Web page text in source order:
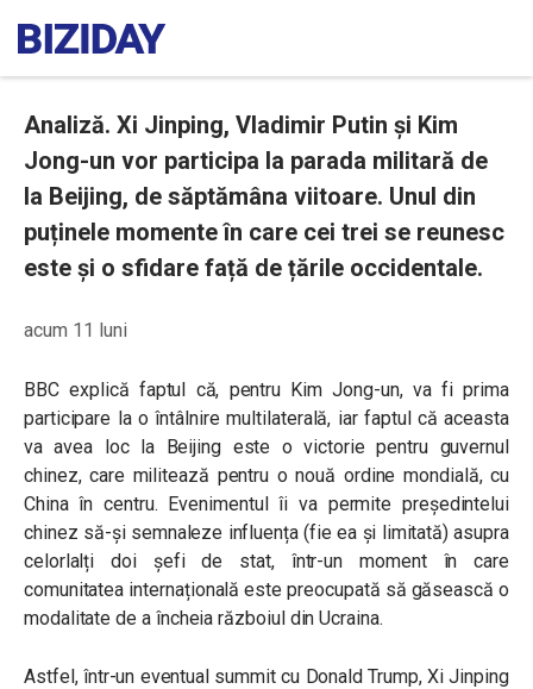
Analiză. Xi Jinping, Vladimir Putin și Kim
Jong-un vor participa la parada militară de
la Beijing, de săptămâna viitoare. Unul din
puținele momente în care cei trei se reunesc
este și o sfidare față de țările occidentale.
acum 11 luni
BBC explică faptul că, pentru Kim Jong-un, va fi prima
participare la o întâlnire multilaterală, iar faptul că aceasta
va avea loc la Beijing este o victorie pentru guvernul
chinez, care militează pentru o nouă ordine mondială, cu
China în centru. Evenimentul îi va permite președintelui
chinez să-și semnaleze influența (fie ea și limitată) asupra
celorlalți doi șefi de stat, într-un moment în care
comunitatea internațională este preocupată să găsească o
modalitate de a încheia războiul din Ucraina.
Astfel, într-un eventual summit cu Donald Trump, Xi Jinping